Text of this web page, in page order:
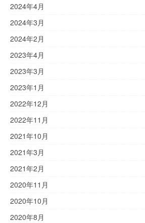
2024年4月
2024年3月
2024年2月
2023年4月
2023年3月
2023年1月
2022年12月
2022年11月
2021年10月
2021年3月
2021年2月
2020年11月
2020年10月
2020年8月